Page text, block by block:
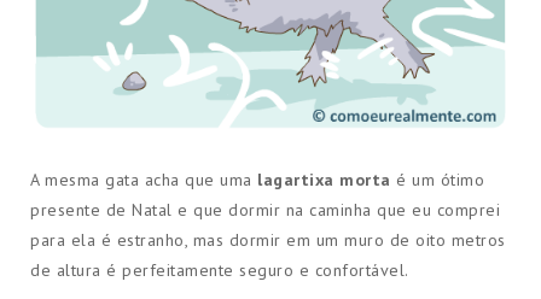
A mesma gata acha que uma lagartixa morta é um ótimo
presente de Natal e que dormir na caminha que eu comprei
para ela é estranho, mas dormir em um muro de oito metros
de altura é perfeitamente seguro e confortável.